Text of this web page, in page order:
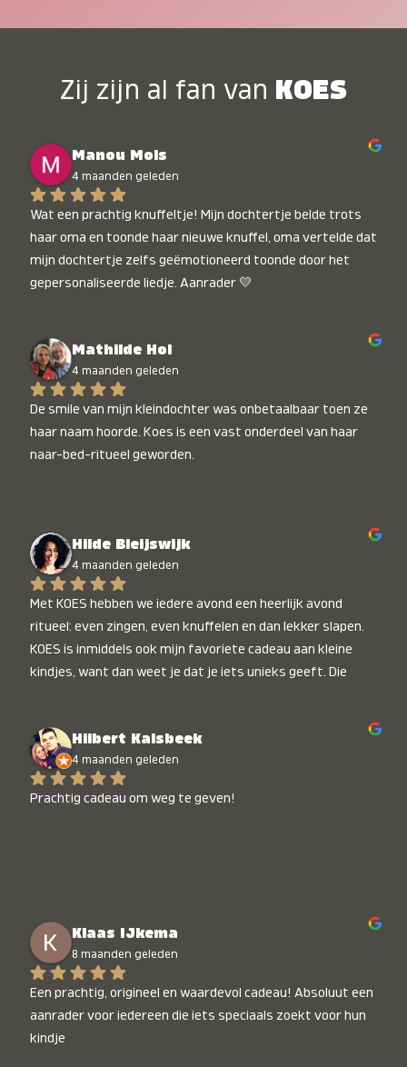
Zij zijn al fan van KOES
Manou Mols
4 maanden geleden
Wat een prachtig knuffeltje! Mijn dochtertje belde trots
haar oma en toonde haar nieuwe knuffel, oma vertelde dat
mijn dochtertje zelfs geëmotioneerd toonde door het
gepersonaliseerde liedje. Aanrader 💛
Mathilde Hol
4 maanden geleden
De smile van mijn kleindochter was onbetaalbaar toen ze
haar naam hoorde. Koes is een vast onderdeel van haar
naar-bed-ritueel geworden.
Hilde Bleijswijk
4 maanden geleden
Met KOES hebben we iedere avond een heerlijk avond
ritueel: even zingen, even knuffelen en dan lekker slapen.
KOES is inmiddels ook mijn favoriete cadeau aan kleine
kindjes, want dan weet je dat je iets unieks geeft. Die
Hilbert Kalsbeek
4 maanden geleden
Prachtig cadeau om weg te geven!
Klaas IJkema
8 maanden geleden
Een prachtig, origineel en waardevol cadeau! Absoluut een
aanrader voor iedereen die iets speciaals zoekt voor hun
kindje